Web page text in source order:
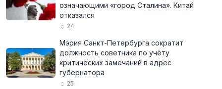
означающими «город Сталина». Китай
отказался
24
Мэрия Санкт-Петербурга сократит
должность советника по учёту
критических замечаний в адрес
губернатора
25